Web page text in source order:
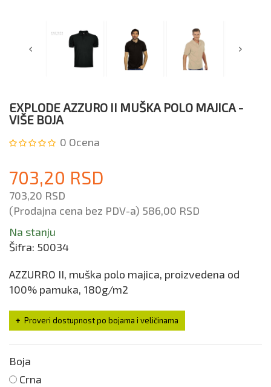
EXPLODE AZZURO II MUŠKA POLO MAJICA -
VIŠE BOJA
0 Ocena
703,20 RSD
703,20 RSD
(Prodajna cena bez PDV-a) 586,00 RSD
Na stanju
Šifra: 50034
AZZURRO II, muška polo majica, proizvedena od
100% pamuka, 180g/m2
Proveri dostupnost po bojama i veličinama
Boja
Crna